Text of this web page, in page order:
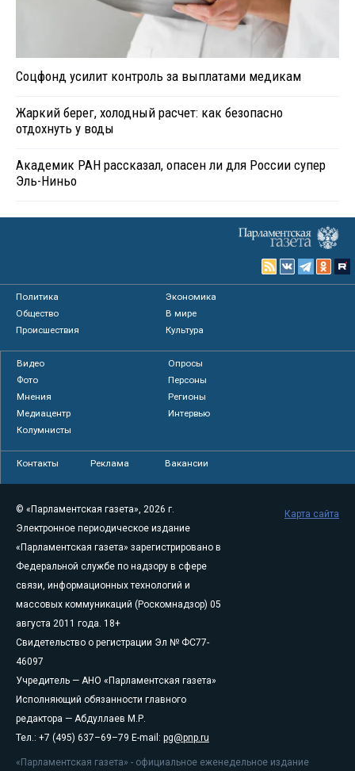
Соцфонд усилит контроль за выплатами медикам
Жаркий берег, холодный расчет: как безопасно
отдохнуть у воды
Академик РАН рассказал, опасен ли для России супер
Эль-Ниньо
Политика
Экономика
Общество
В мире
Происшествия
Культура
Видео
Опросы
Фото
Персоны
Мнения
Регионы
Медиацентр
Интервью
Колумнисты
Контакты Реклама Вакансии
© «Парламентская газета», 2026 г.
Электронное периодическое издание
«Парламентская газета» зарегистрировано в
Федеральной службе по надзору в сфере
связи, информационных технологий и
массовых коммуникаций (Роскомнадзор) 05
августа 2011 года. 18+
Свидетельство о регистрации Эл № ФС77-
46097
Учредитель — АНО «Парламентская газета»
Исполняющий обязанности главного
редактора — Абдуллаев М.Р.
Тел.: +7 (495) 637–69–79 E-mail: pg@pnp.ru
«Парламентская газета» - официальное еженедельное издание
Карта сайта